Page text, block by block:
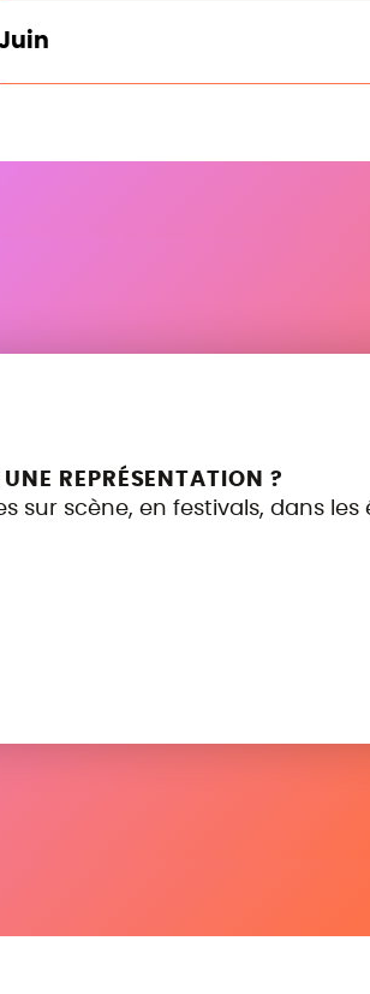
REPRÉSENTATION ?
sur scène, en festivals, dans les